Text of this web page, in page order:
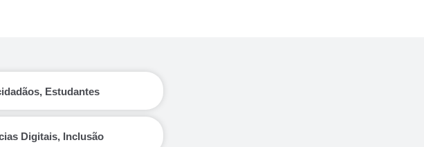
Estudantes
Digitais, Inclusão